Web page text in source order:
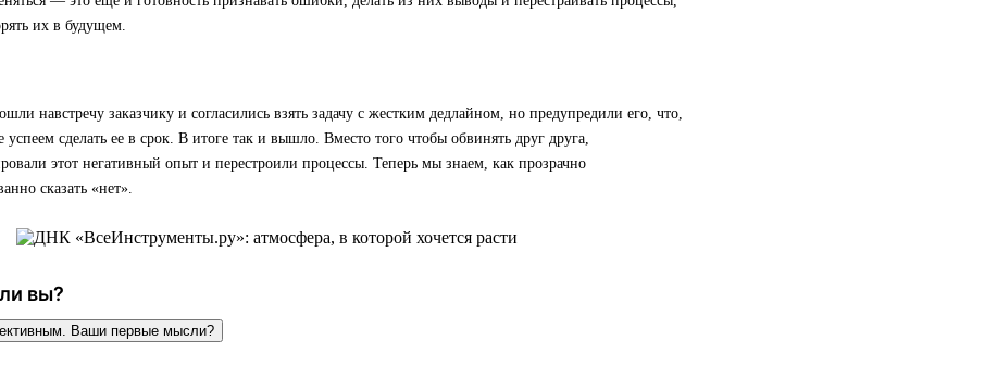
их в будущем.
навстречу заказчику и согласились взять задачу с жестким дедлайном, но предупредили его, что,
успеем сделать ее в срок. В итоге так и вышло. Вместо того чтобы обвинять друг друга,
этот негативный опыт и перестроили процессы. Теперь мы знаем, как прозрачно
сказать «нет».
вы?
Ваши первые мысли?